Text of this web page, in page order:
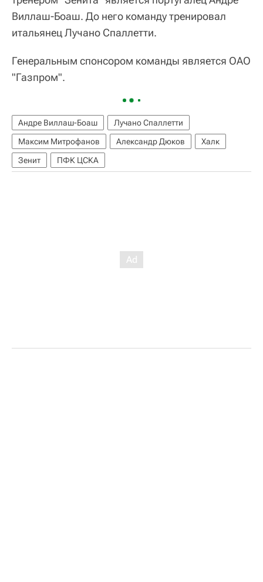
Виллаш-Боаш. До него команду тренировал
итальянец Лучано Спаллетти.
Генеральным спонсором команды является ОАО
"Газпром".
Андре Виллаш-Боаш
Лучано Спаллетти
Максим Митрофанов
Александр Дюков
Халк
Зенит
ПФК ЦСКА